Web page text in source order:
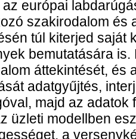
európai
szakirodalom és
túl kiterjed saját
bemutatására
áttekintését, és
adatgyűjtés,
majd az
üzleti modellben
a